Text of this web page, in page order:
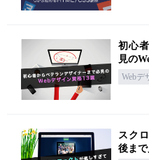
初心
見の
Webデ
スク
後ま